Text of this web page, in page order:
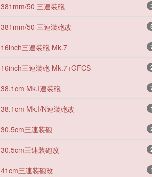
381mm/50 三連装砲
381mm/50 三連装砲改
16inch三連装砲 Mk.7
16inch三連装砲 Mk.7+GFCS
38.1cm Mk.I連装砲
38.1cm Mk.I/N連装砲改
30.5cm三連装砲
30.5cm三連装砲改
41cm三連装砲改